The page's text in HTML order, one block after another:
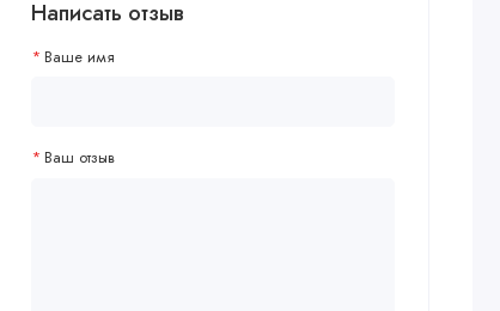
Написать отзыв
Ваше имя
Ваш отзыв